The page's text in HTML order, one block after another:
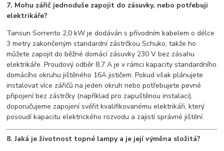
7. Mohu zářič jednoduše zapojit do zásuvky, nebo potřebuji
elektrikáře?
Tansun Sorrento 2,0 kW je dodáván s přívodním kabelem o délce
3 metry zakončeným standardní zástrčkou Schuko, takže ho
můžete zapojit do běžné domácí zásuvky 230 V bez zásahu
elektrikáře. Proudový odběr 8,7 A je v rámci kapacity standardního
domácího okruhu jištěného 16A jističem. Pokud však plánujete
instalovat více zářičů na jeden okruh nebo potřebujete pevné
připojení bez zástrčky (například pro zapuštěnou instalaci),
doporučujeme zapojení svěřit kvalifikovanému elektrikáři, který
posoudí kapacitu elektrického rozvodu a zajistí správné jištění.
8. Jaká je životnost topné lampy a je její výměna složitá?